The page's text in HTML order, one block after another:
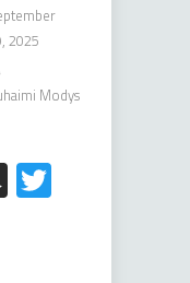
2025
Modys
Snapchat